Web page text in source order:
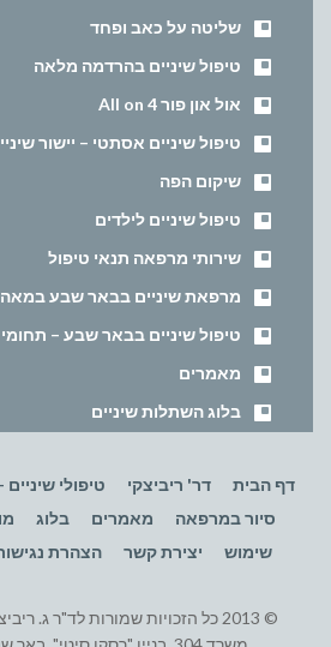
שליטה על כאב ופחד
טיפול שיניים בהרדמה מלאה
אול און פור All on 4
טיפול שיניים אסתטי – יישור
שיקום הפה
טיפול שיניים לילדים
שירותי מרפאה תנאי טיפול
מרפאת שיניים בבאר שבע במאה
טיפול שיניים בבאר שבע – תחומי
מאמרים
בלוג השתלות שיניים
דף הבית דר' ריביצקי טיפולי
סיור במרפאה
מאמרים בלוג
שימוש
יצירת קשר הצהרת